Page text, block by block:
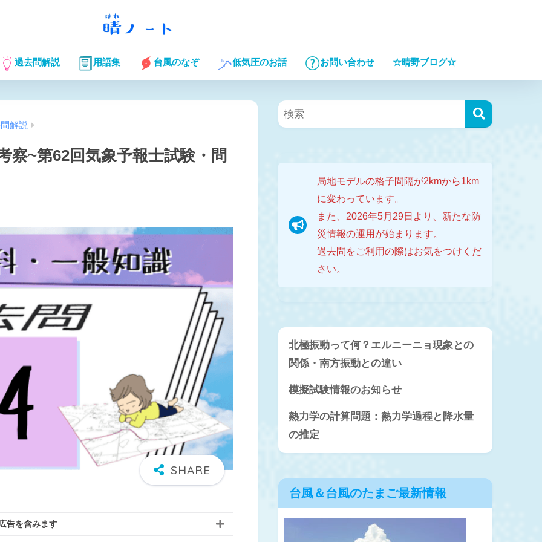
過去問解説 用語集 台風のなぞ 低気圧のお話 お問い合わせ ☆晴野ブログ☆
解説
察~第62回気象予報士試験・問
告を含みます
局地モデルの格子間隔が2kmから1km
に変わっています。
また、2026年5月29日より、新たな防
災情報の運用が始まります。
過去問をご利用の際はお気をつけくだ
さい。
北極振動って何？エルニーニョ現象との
関係・南方振動との違い
模擬試験情報のお知らせ
熱力学の計算問題：熱力学過程と降水量
の推定
台風＆台風のたまご最新情報